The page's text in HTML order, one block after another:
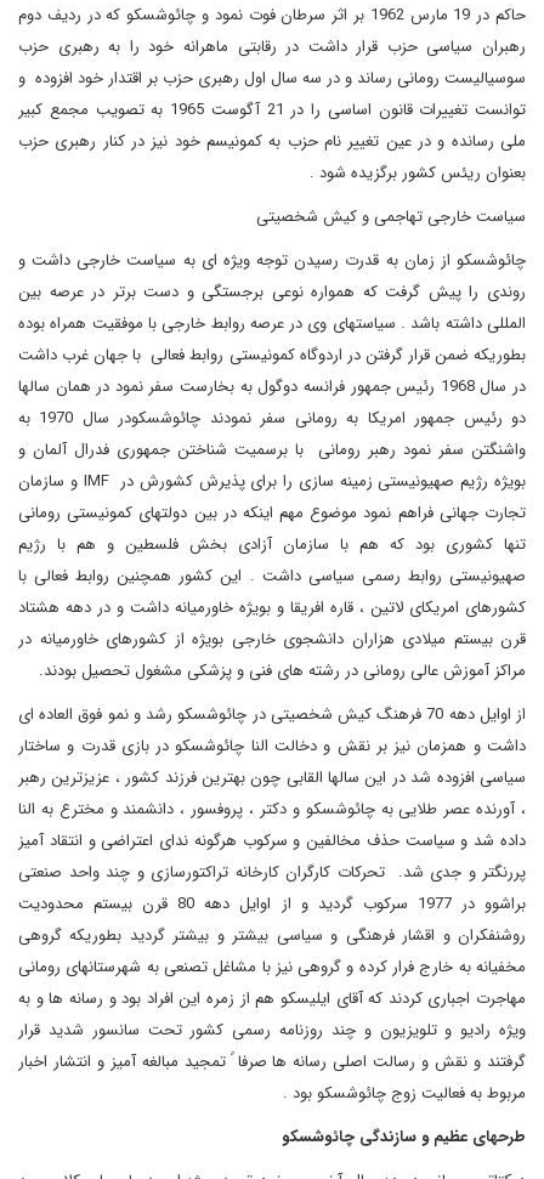
حاکم در 19 مارس 1962 بر اثر سرطان فوت نمود و چائوشسکو که در ردیف دوم
رهبران سیاسی حزب قرار داشت در رقابتی ماهرانه خود را به رهبری حزب
سوسیالیست رومانی رساند و در سه سال اول رهبری حزب بر اقتدار خود افزوده و
توانست تغییرات قانون اساسی را در 21 آگوست 1965 به تصویب مجمع کبیر
ملی رسانده و در عین تغییر نام حزب به کمونیسم خود نیز در کنار رهبری حزب
بعنوان ریئس کشور برگزیده شود .
سیاست خارجی تهاجمی و کیش شخصیتی
چائوشسکو از زمان به قدرت رسیدن توجه ویژه ای به سیاست خارجی داشت و
روندی را پیش گرفت که همواره نوعی برجستگی و دست برتر در عرصه بین
المللی داشته باشد . سیاستهای وی در عرصه روابط خارجی با موفقیت همراه بوده
بطوریکه ضمن قرار گرفتن در اردوگاه کمونیستی روابط فعالی با جهان غرب داشت
در سال 1968 رئیس جمهور فرانسه دوگول به بخارست سفر نمود در همان سالها
دو رئیس جمهور امریکا به رومانی سفر نمودند چائوشسکودر سال 1970 به
واشنگتن سفر نمود رهبر رومانی با برسمیت شناختن جمهوری فدرال آلمان و
بویژه رژیم صهیونیستی زمینه سازی را برای پذیرش کشورش در IMF و سازمان
تجارت جهانی فراهم نمود موضوع مهم اینکه در بین دولتهای کمونیستی رومانی
تنها کشوری بود که هم با سازمان آزادی بخش فلسطین و هم با رژیم
صهیونیستی روابط رسمی سیاسی داشت . این کشور همچنین روابط فعالی با
کشورهای امریکای لاتین ، قاره افریقا و بویژه خاورمیانه داشت و در دهه هشتاد
قرن بیستم میلادی هزاران دانشجوی خارجی بویژه از کشورهای خاورمیانه در
مراکز آموزش عالی رومانی در رشته های فنی و پزشکی مشغول تحصیل بودند.
از اوایل دهه 70 فرهنگ کیش شخصیتی در چائوشسکو رشد و نمو فوق العاده ای
داشت و همزمان نیز بر نقش و دخالت النا چائوشسکو در بازی قدرت و ساختار
سیاسی افزوده شد در این سالها القابی چون بهترین فرزند کشور ، عزیزترین رهبر
، آورنده عصر طلایی به چائوشسکو و دکتر ، پروفسور ، دانشمند و مخترع به النا
داده شد و سیاست حذف مخالفین و سرکوب هرگونه ندای اعتراضی و انتقاد آمیز
پررنگتر و جدی شد. تحرکات کارگران کارخانه تراکتورسازی و چند واحد صنعتی
براشوو در 1977 سرکوب گردید و از اوایل دهه 80 قرن بیستم محدودیت
روشنفکران و اقشار فرهنگی و سیاسی بیشتر و بیشتر گردید بطوریکه گروهی
مخفیانه به خارج فرار کرده و گروهی نیز با مشاغل تصنعی به شهرستانهای رومانی
مهاجرت اجباری کردند که آقای ایلیسکو هم از زمره این افراد بود و رسانه ها و به
ویژه رادیو و تلویزیون و چند روزنامه رسمی کشور تحت سانسور شدید قرار
گرفتند و نقش و رسالت اصلی رسانه ها صرفا ً تمجید مبالغه آمیز و انتشار اخبار
مربوط به فعالیت زوج چائوشسکو بود .
طرحهای عظیم و سازندگی چائوشسکو